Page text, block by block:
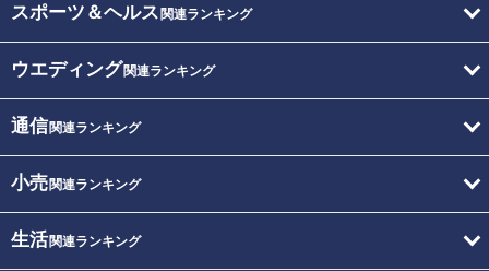
スポーツ＆ヘルス 関連ランキング
ウエディング関連ランキング
通信関連ランキング
小売関連ランキング
生活関連ランキング